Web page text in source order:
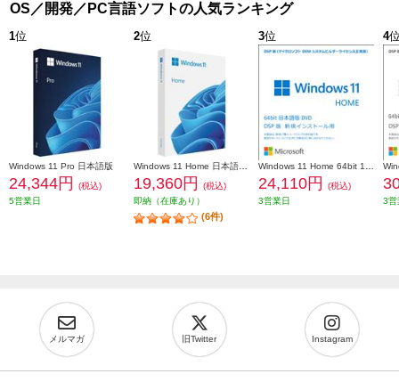
OS／開発／PC言語ソフトの人気ランキング
1位
Windows 11 Pro 日本語版
24,344円
(税込)
5営業日
2位
19,360円
(税込)
即納（在庫あり）
(6件)
3位
24,110円
(税込)
3営業日
4
3営
メルマガ 旧Twitter Instagram